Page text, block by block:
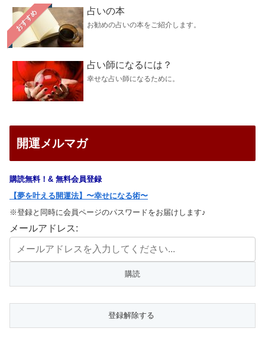
おすすめ 占いの本
お勧めの占いの本をご紹介します。
占い師になるには？
幸せな占い師になるために。
開運メルマガ
購読無料！& 無料会員登録
【夢を叶える開運法】〜幸せになる術〜
※登録と同時に会員ページのパスワードをお届けします♪
メールアドレス: